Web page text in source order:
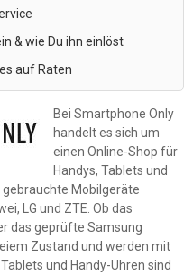
& wie Du ihn einlöst
auf Raten
Bei Smartphone Only
handelt es sich um
einen Online-Shop für
Handys, Tablets und
gebrauchte Mobilgeräte
LG und ZTE. Ob das
das geprüfte Samsung
Zustand und werden mit
und Handy-Uhren sind